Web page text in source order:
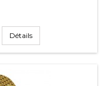
Détails